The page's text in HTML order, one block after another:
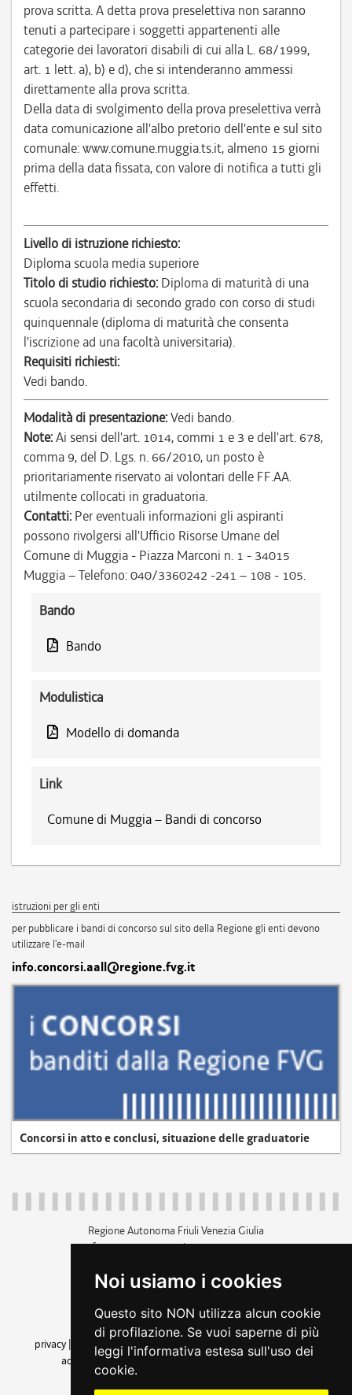
Noi usiamo i cookies
Questo sito NON utilizza alcun cookie
di profilazione. Se vuoi saperne di più
leggi l'informativa estesa sull'uso dei
cookie.
prova scritta. A detta prova preselettiva non saranno
tenuti a partecipare i soggetti appartenenti alle
categorie dei lavoratori disabili di cui alla L. 68/1999,
art. 1 lett. a), b) e d), che si intenderanno ammessi
direttamente alla prova scritta.
Della data di svolgimento della prova preselettiva verrà
data comunicazione all'albo pretorio dell'ente e sul sito
comunale: www.comune.muggia.ts.it, almeno 15 giorni
prima della data fissata, con valore di notifica a tutti gli
effetti.
Livello di istruzione richiesto:
Diploma scuola media superiore
Titolo di studio richiesto: Diploma di maturità di una
scuola secondaria di secondo grado con corso di studi
quinquennale (diploma di maturità che consenta
l'iscrizione ad una facoltà universitaria).
Requisiti richiesti:
Vedi bando.
Modalità di presentazione:Vedi bando.
Note:Ai sensi dell'art. 1014, commi 1 e 3 e dell'art. 678,
comma 9, del D. Lgs. n. 66/2010, un posto è
prioritariamente riservato ai volontari delle FF.AA.
utilmente collocati in graduatoria.
Contatti: Per eventuali informazioni gli aspiranti
possono rivolgersi all'Ufficio Risorse Umane del
Comune di Muggia - Piazza Marconi n. 1 - 34015
Muggia – Telefono: 040/3360242 -241 – 108 - 105.
Bando
Bando
Modulistica
Modello di domanda
Link
Comune di Muggia – Bandi di concorso
istruzioni per gli enti
per pubblicare i bandi di concorso sul sito della Regione gli enti devono
utilizzare l'e-mail
info.concorsi.aall@regione.fvg.it
Concorsi in atto e conclusi, situazione delle graduatorie
Regione Autonoma Friuli Venezia Giulia
c.f. 80014930327; p.iva 00526040324
+39 040 3771111
amministrazione trasparente
privacy
cookie |note legali accessibilità
dichiarazione di
accessibilità| feedback
cambio preferenze cookie